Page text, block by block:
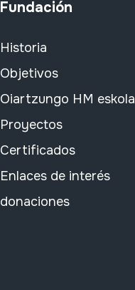
Fundación
Historia
Objetivos
Oiartzungo HM eskola
Proyectos
Certificados
Enlaces de interés
donaciones